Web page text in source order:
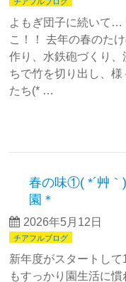
よもぎ団子に続いて…
こ！！ 去年の春のた
作り、水鉄砲づくり
ちで竹を切り出し、
たち(* …
春の味①( *´艸
園＊
2026年5月12日
チアフルブログ
新年度がスタートし
もすっかり園生活に